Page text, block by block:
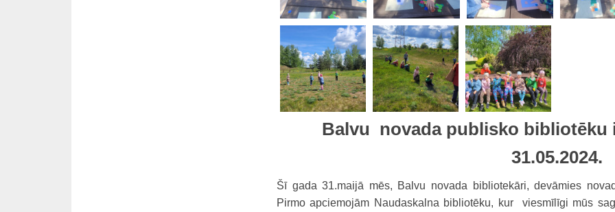
Balvu novada publisko bibliotēku
31.05.2024.
Šī gada 31.maijā mēs, Balvu novada bibliotekāri, devāmies
Pirmo apciemojām Naudaskalna bibliotēku, kur viesmīlīgi mūs